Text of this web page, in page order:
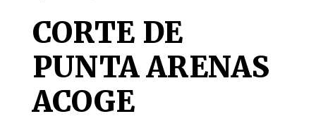
CORTE DE
PUNTA ARENAS
ACOGE